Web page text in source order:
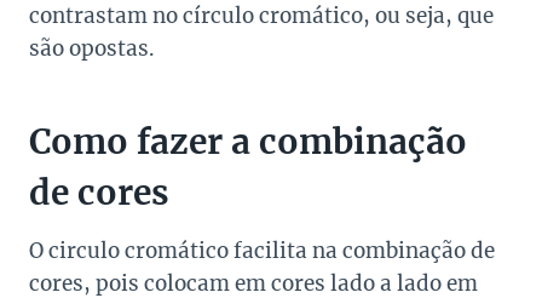
contrastam no círculo cromático, ou seja, que
são opostas.
Como fazer a combinação
de cores
O circulo cromático facilita na combinação de
cores, pois colocam em cores lado a lado em